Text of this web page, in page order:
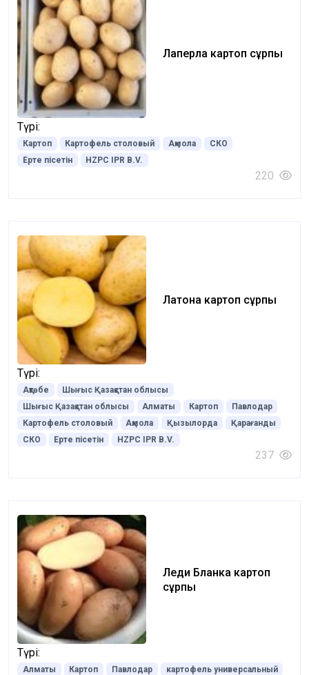
Лаперла картоп сұрпы
Түрі:
Картоп Картофель столовый Ақмола
СКО
Ерте пісетін
HZPC IPR B.V.
220
Латона картоп сұрпы
Түрі:
Ақтөбе
Шығыс Қазақстан облысы
Шығыс Қазақстан облысы
Алматы Картоп
Павлодар
Картофель столовый
Ақмола Қызылорда
Қарағанды
СКО
Ерте пісетін HZPC IPR B.V.
237
Леди Бланка картоп
сұрпы
Түрі:
Алматы Картоп Павлодар
картофель универсальный